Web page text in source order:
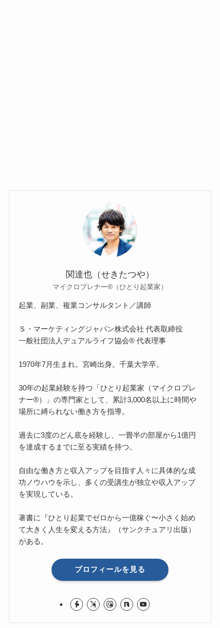
関達也（せきたつや）
マイクロプレナー®（ひとり起業家）
起業、副業、複業コンサルタント／講師
Ｓ・マーケティングジャパン株式会社 代表取締役
一般社団法人デュアルライフ協会® 代表理事
1970年7月生まれ。宮崎出身。千葉大学卒。
30年の起業経験を持つ「ひとり起業家（マイクロプレ
ナー®）」の専門家として、累計3,000名以上に時間や
場所に縛られない働き方を指導。
過去に3度のどん底を経験し、一畳半の部屋から1億円
を達成するまでに至る実績を持つ。
自由な働き方と収入アップを目指す人々に具体的な成
功ノウハウを示し、多くの受講生が独立や収入アップ
を実現している。
著書に『ひとり起業でゼロから一億稼ぐ〜小さく始め
て大きく人生を変える方法』（サンクチュアリ出版）
がある。
プロフィールを見る